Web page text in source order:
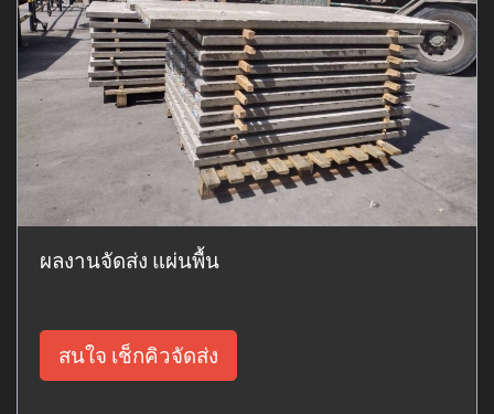
ผลงานจัดส่ง แผ่นพื้น
สนใจ เช็กคิวจัดส่ง